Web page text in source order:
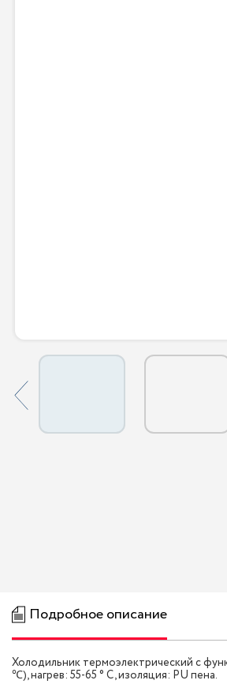
Подробное описание
Холодильник термоэлектрический с
℃), нагрев: 55-65 ° C, изоляция: PU пена.